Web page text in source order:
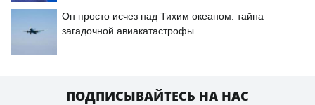
Он просто исчез над Тихим океаном: тайна
загадочной авиакатастрофы
ПОДПИСЫВАЙТЕСЬ НА НАС